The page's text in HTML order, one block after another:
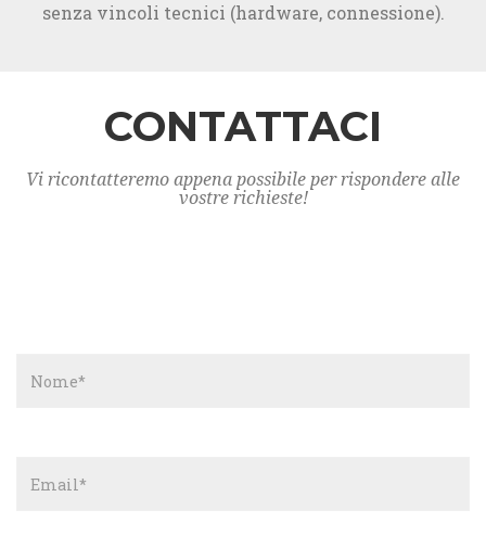
senza vincoli tecnici (hardware, connessione).
CONTATTACI
Vi ricontatteremo appena possibile per rispondere alle
vostre richieste!